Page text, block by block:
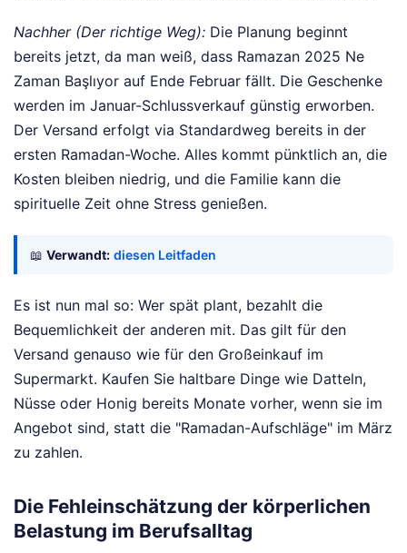
Nachher (Der richtige Weg): Die Planung beginnt
bereits jetzt, da man weiß, dass Ramazan 2025 Ne
Zaman Başlıyor auf Ende Februar fällt. Die Geschenke
werden im Januar-Schlussverkauf günstig erworben.
Der Versand erfolgt via Standardweg bereits in der
ersten Ramadan-Woche. Alles kommt pünktlich an, die
Kosten bleiben niedrig, und die Familie kann die
spirituelle Zeit ohne Stress genießen.
📖 Verwandt: diesen Leitfaden
Es ist nun mal so: Wer spät plant, bezahlt die
Bequemlichkeit der anderen mit. Das gilt für den
Versand genauso wie für den Großeinkauf im
Supermarkt. Kaufen Sie haltbare Dinge wie Datteln,
Nüsse oder Honig bereits Monate vorher, wenn sie im
Angebot sind, statt die "Ramadan-Aufschläge" im März
zu zahlen.
Die Fehleinschätzung der körperlichen
Belastung im Berufsalltag